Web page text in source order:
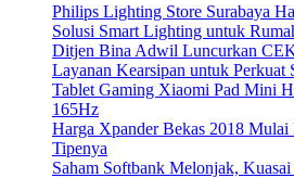
Philips Lighting Store Surabaya
Solusi Smart Lighting untuk
Ditjen Bina Adwil Luncurkan
Layanan Kearsipan untuk Perkuat
Tablet Gaming Xiaomi Pad Mini
165Hz
Harga Xpander Bekas 2018 Mulai
Tipenya
Saham Softbank Melonjak, Kuasai